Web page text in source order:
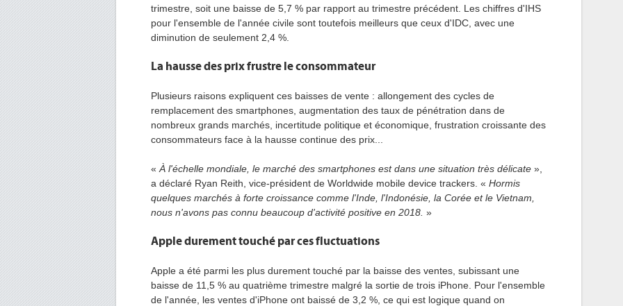
trimestre, soit une baisse de 5,7 % par rapport au trimestre précédent. Les chiffres d'IHS
pour l'ensemble de l'année civile sont toutefois meilleurs que ceux d'IDC, avec une
diminution de seulement 2,4 %.
La hausse des prix frustre le consommateur
Plusieurs raisons expliquent ces baisses de vente : allongement des cycles de
remplacement des smartphones, augmentation des taux de pénétration dans de
nombreux grands marchés, incertitude politique et économique, frustration croissante des
consommateurs face à la hausse continue des prix...
« À l'échelle mondiale, le marché des smartphones est dans une situation très délicate »,
a déclaré Ryan Reith, vice-président de Worldwide mobile device trackers. « Hormis
quelques marchés à forte croissance comme l'Inde, l'Indonésie, la Corée et le Vietnam,
nous n'avons pas connu beaucoup d'activité positive en 2018. »
Apple durement touché par ces fluctuations
Apple a été parmi les plus durement touché par la baisse des ventes, subissant une
baisse de 11,5 % au quatrième trimestre malgré la sortie de trois iPhone. Pour l'ensemble
de l'année, les ventes d'iPhone ont baissé de 3,2 %, ce qui est logique quand on